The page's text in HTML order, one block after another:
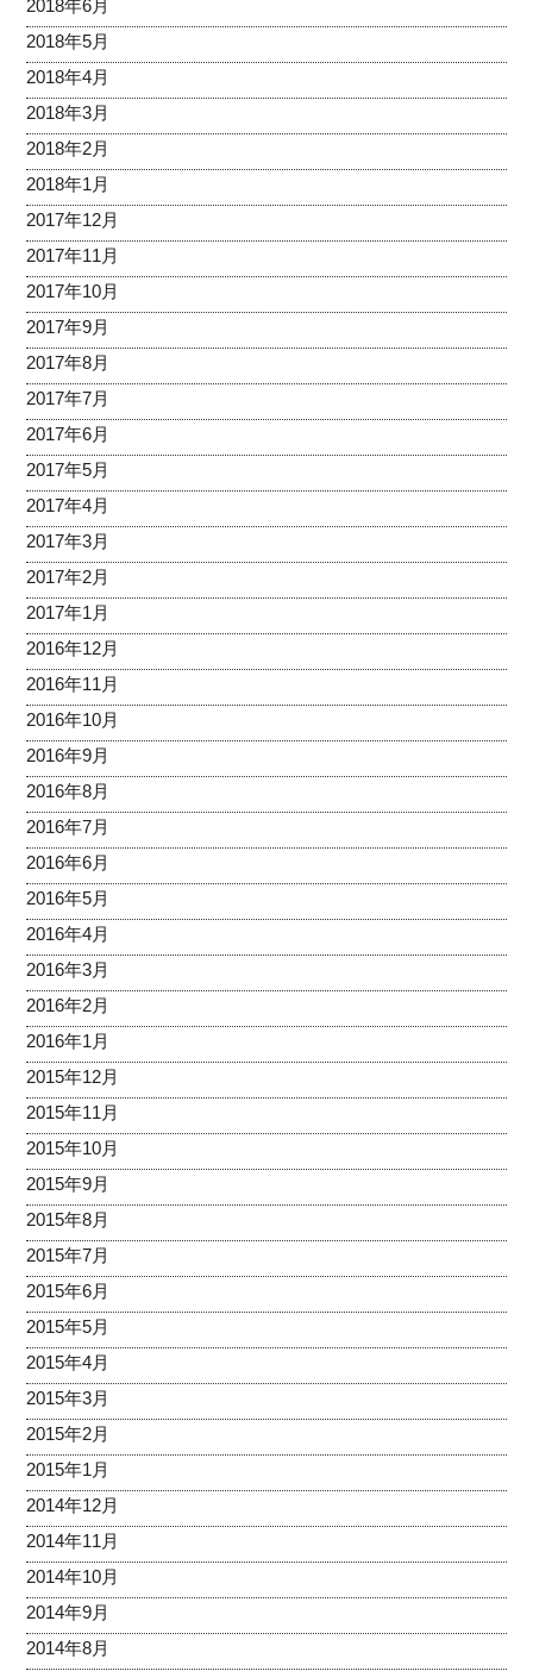
2018年6月
2018年5月
2018年4月
2018年3月
2018年2月
2018年1月
2017年12月
2017年11月
2017年10月
2017年9月
2017年8月
2017年7月
2017年6月
2017年5月
2017年4月
2017年3月
2017年2月
2017年1月
2016年12月
2016年11月
2016年10月
2016年9月
2016年8月
2016年7月
2016年6月
2016年5月
2016年4月
2016年3月
2016年2月
2016年1月
2015年12月
2015年11月
2015年10月
2015年9月
2015年8月
2015年7月
2015年6月
2015年5月
2015年4月
2015年3月
2015年2月
2015年1月
2014年12月
2014年11月
2014年10月
2014年9月
2014年8月